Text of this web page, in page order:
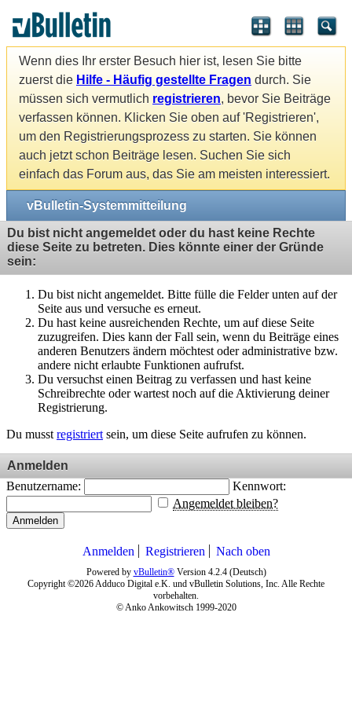
Wenn dies Ihr erster Besuch hier ist, lesen Sie bitte
zuerst die Hilfe - Häufig gestellte Fragen durch. Sie
müssen sich vermutlich registrieren, bevor Sie Beiträge
verfassen können. Klicken Sie oben auf 'Registrieren',
um den Registrierungsprozess zu starten. Sie können
auch jetzt schon Beiträge lesen. Suchen Sie sich
einfach das Forum aus, das Sie am meisten interessiert.
vBulletin-Systemmitteilung
Du bist nicht angemeldet oder du hast keine Rechte
diese Seite zu betreten. Dies könnte einer der Gründe
sein:
Du bist nicht angemeldet. Bitte fülle die Felder unten auf der
Seite aus und versuche es erneut.
Du hast keine ausreichenden Rechte, um auf diese Seite
zuzugreifen. Dies kann der Fall sein, wenn du Beiträge eines
anderen Benutzers ändern möchtest oder administrative bzw.
andere nicht erlaubte Funktionen aufrufst.
Du versuchst einen Beitrag zu verfassen und hast keine
Schreibrechte oder wartest noch auf die Aktivierung deiner
Registrierung.
Du musst registriert sein, um diese Seite aufrufen zu können.
Anmelden
Benutzername:
Kennwort:
Angemeldet bleiben?
Anmelden
Anmelden Registrieren Nach oben
Powered by vBulletin®Version 4.2.4 (Deutsch)
Copyright ©2026 Adduco Digital e.K. und vBulletin Solutions, Inc. Alle Rechte
vorbehalten.
© Anko Ankowitsch 1999-2020